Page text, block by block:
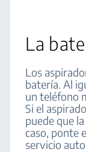
La
Los
batería. Al
un teléfono
Si el
puede que
caso, ponte
servicio